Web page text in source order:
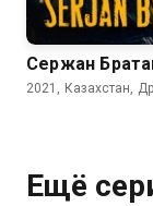
Сержан
2021, Казахстан,
Ещё